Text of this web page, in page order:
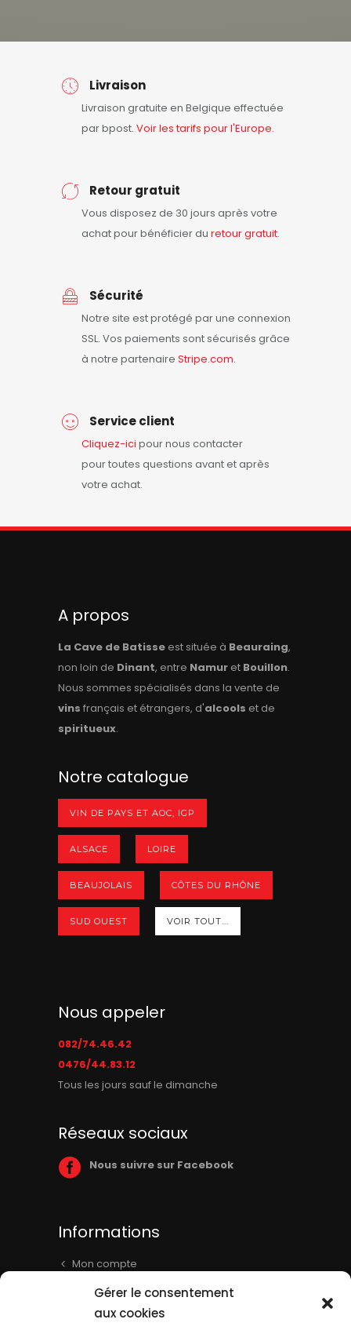
Gérer le consentement
aux cookies
Livraison
Livraison gratuite en Belgique effectuée
par bpost. Voir les tarifs pour l'Europe.
Retour gratuit
Vous disposez de 30 jours après votre
achat pour bénéficier du retourgratuit.
Sécurité
Notre site est protégé par une connexion
SSL. Vos paiements sont sécurisés grâce
à notre partenaire Stripe.com.
Service client
Cliquez-ici pour nous contacter
pour toutes questions avant et après
votre achat.
A propos
La Cave de Batisse est située à Beauraing,
non loin de Dinant, entre Namur et Bouillon.
Nous sommes spécialisés dans la vente de
vins français et étrangers, d'alcools et de
spiritueux.
Notre catalogue
VIN DE PAYS ET AOC, IGP
ALSACE LOIRE
BEAUJOLAIS CÔTES DU RHÔNE
SUD OUEST VOIR TOUT...
Nous appeler
082/74.46.42
0476/44.83.12
Tous les jours sauf le dimanche
Réseaux sociaux
Nous suivre sur Facebook
Informations
Mon compte
Panier
Livraison & Informations